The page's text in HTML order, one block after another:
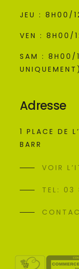
JEU : 8H00/
VEN : 8H00/
SAM : 8H00/
UNIQUEMENT)
Adresse
1 PLACE DE
BARR
VOIR
TEL: